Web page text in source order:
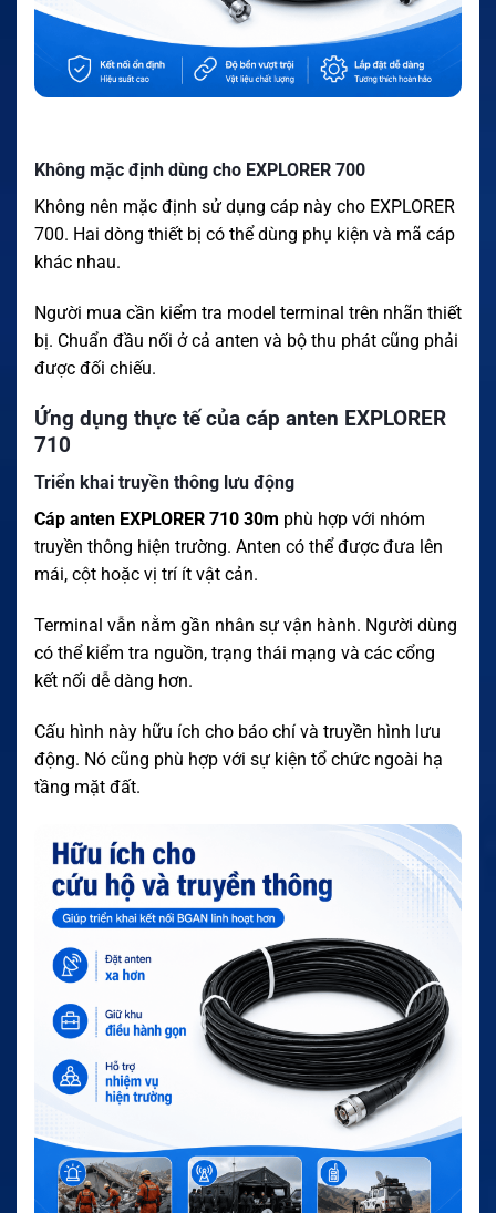
Không mặc định dùng cho EXPLORER 700
Không nên mặc định sử dụng cáp này cho EXPLORER
700. Hai dòng thiết bị có thể dùng phụ kiện và mã cáp
khác nhau.
Người mua cần kiểm tra model terminal trên nhãn thiết
bị. Chuẩn đầu nối ở cả anten và bộ thu phát cũng phải
được đối chiếu.
Ứng dụng thực tế của cáp anten EXPLORER
710
Triển khai truyền thông lưu động
Cáp anten EXPLORER 710 30m phù hợp với nhóm
truyền thông hiện trường. Anten có thể được đưa lên
mái, cột hoặc vị trí ít vật cản.
Terminal vẫn nằm gần nhân sự vận hành. Người dùng
có thể kiểm tra nguồn, trạng thái mạng và các cổng
kết nối dễ dàng hơn.
Cấu hình này hữu ích cho báo chí và truyền hình lưu
động. Nó cũng phù hợp với sự kiện tổ chức ngoài hạ
tầng mặt đất.